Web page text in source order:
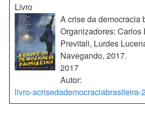
Livro
A crise da democracia
Organizadores: Carlos
Previtali, Lurdes
Navegando, 2017.
2017
Autor:
livro-acrisedademocraciabrasileira-